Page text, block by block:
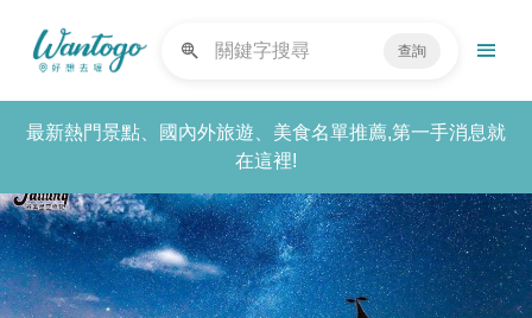
查詢
最新熱門景點、國內外旅遊、美食名單推薦,第一手消息就
在這裡!